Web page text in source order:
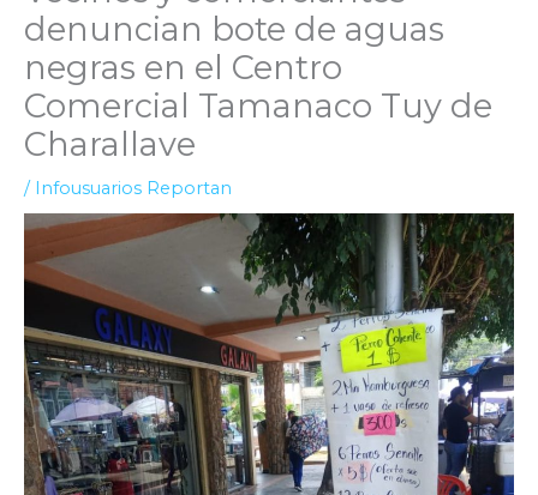
denuncian bote de aguas
negras en el Centro
Comercial Tamanaco Tuy de
Charallave
/ Infousuarios Reportan